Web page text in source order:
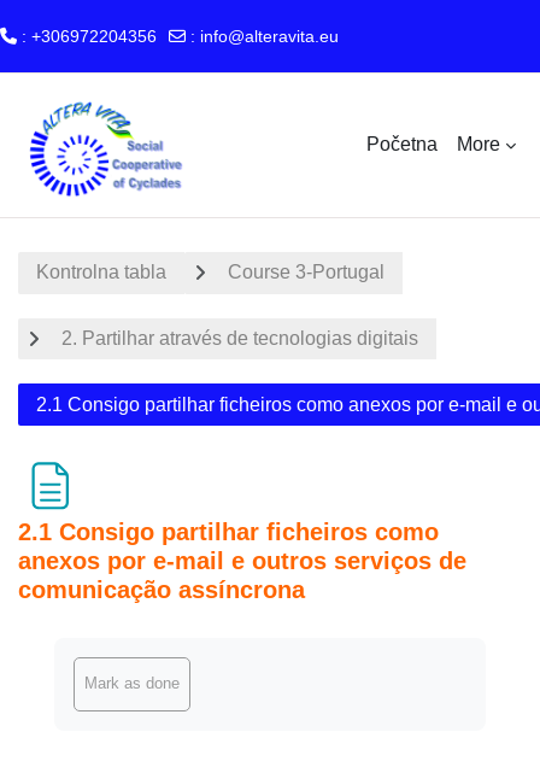
: +306972204356 : info@alteravita.eu
Početna More
Kontrolna tabla Course 3-Portugal
2. Partilhar através de tecnologias digitais
2.1 Consigo partilhar ficheiros como anexos por e-mail e
2.1 Consigo partilhar ficheiros como
anexos por e-mail e outros serviços de
comunicação assíncrona
Mark as done